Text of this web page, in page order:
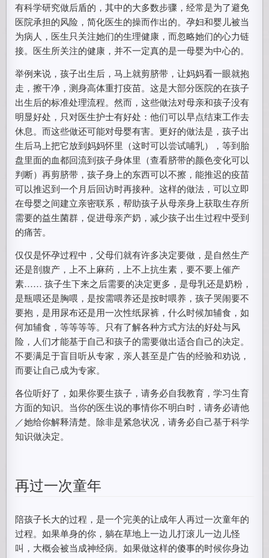
有科学研究做后盾的，其中的大多数步骤，经常是为了避免
医院承担的风险，简化医生的操而作出的。孕妇和婴儿被当
为病人，医生只关注她们的生理健康，而忽略她们的心力链
接。医生所关注的健康，并不一定真的是一母婴为中心的。
举例来说，孩子出生后，马上就剪脐带，让妈妈看一眼就抱
走，擦干净，测身高体重打疫苗。这是大部分医院的在孩子
出生后的标准处理流程。然而，这些做法对母亲和孩子没有
明显好处，只对医生护士有好处：他们可以早点结束工作去
休息。而这些做还可能对母婴有害。更好的做法是，孩子出
生后马上把它放到妈妈怀里（这时可以尝试哺乳），等到胎
盘里面的血都回流到孩子身体里（查看脐带的颜色变化可以
判断）再剪脐带，孩子身上的东西可以不擦，能推迟的疫苗
可以推迟到一个月后回访时再接种。这样的做法，可以立即
在母婴之间建立亲密联系，帮助孩子从母亲身上获取生存所
需要的益生菌群，促进母亲产奶，减少孩子出生过程中受到
的痛苦。
仅仅是怀孕过程中，父母们就有许多决定要做，是自然生产
还是剖腹产，上不上麻药，上不上抗生素，要不要上催产
素…… 孩子生下来之后需要的决定更多，是母乳还是奶粉，
是瓶喂还是胸喂，是按需喂养还是按时喂养，孩子哭闹要不
要抱，是用尿布还是用一次性纸尿裤，什么时候加辅食，如
何加辅食，等等等等。只有了解各种方式方法的好处与风
险，人们才能基于自己和孩子的需要做出适合自己的决定。
不要满足于盲目听从专家，亲人甚至是广告的经验和劝说，
而要让自己成为专家。
各位听好了，如果你要生孩子，请务必自我教育，学习生育
方面的知识。当你的医生说的事情你不明白时，请务必请他
／她给你解释清楚。除非是紧急状况，请务必自己基于科学
知识做决定。
再过一次童年
陪孩子长大的过程，是一个完美的让成年人再过一次童年的
过程。如果单身的你，躺在草地上一边儿打滚儿一边儿怪
叫，大概会被当成神经病。如果做这样的傻事的时候你身边